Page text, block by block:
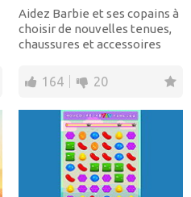
Aidez Barbie et ses copains à
choisir de nouvelles tenues,
chaussures et accessoires
164 20